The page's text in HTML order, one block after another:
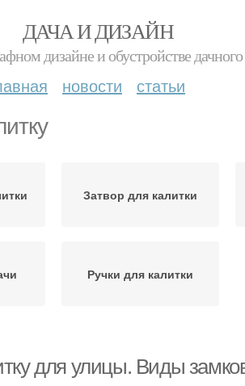
ДАЧА И ДИЗАЙН
дизайне и обустройстве дачного
новости статьи
Затвор для калитки
Ручки для калитки
для улицы. Виды